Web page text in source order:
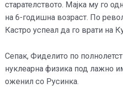
старателството. Мајка му го
на 6-годишна возраст. По
Кастро успеал да го врати на
Сепак, Фиделито по
нуклеарна физика под лажно
оженил со Русинка.